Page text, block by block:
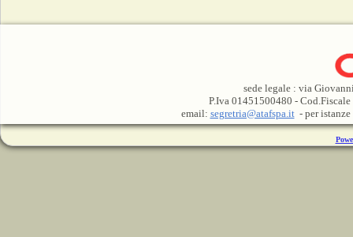
sede legale : via
P.Iva 01451500480 -
email: segretria@atafspa.it- per istanze